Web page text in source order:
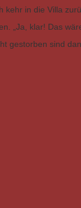
in die Villa
„Ja, klar! Das
gestorben sind